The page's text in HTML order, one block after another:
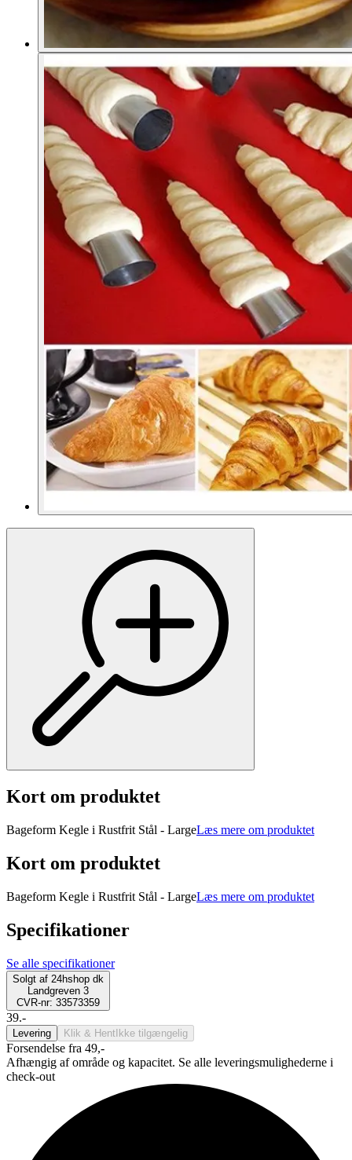
Kort om produktet
Bageform Kegle i Rustfrit Stål - LargeLæs mere om produktet
Kort om produktet
Bageform Kegle i Rustfrit Stål - LargeLæs mere om produktet
Specifikationer
Se alle specifikationer
Solgt af 24hshop dk
Landgreven 3
CVR-nr: 33573359
39.-
Levering Klik & Hent Ikke tilgængelig
Forsendelse fra 49,-
Afhængig af område og kapacitet. Se alle leveringsmulighederne i
check-out